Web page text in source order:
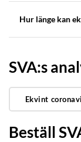
Hur länge kan
SVA:s
Ekvint
Beställ